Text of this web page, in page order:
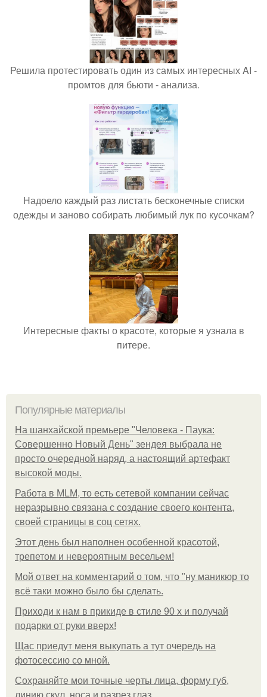
Решила протестировать один из самых интересных AI -
промтов для бьюти - анализа.
Надоело каждый раз листать бесконечные списки
одежды и заново собирать любимый лук по кусочкам?
Интересные факты о красоте, которые я узнала в
питере.
Популярные материалы
На шанхайской премьере "Человека - Паука:
Совершенно Новый День" зендея выбрала не
просто очередной наряд, а настоящий артефакт
высокой моды.
Работа в MLM, то есть сетевой компании сейчас
неразрывно связана с создание своего контента,
своей страницы в соц сетях.
Этот день был наполнен особенной красотой,
трепетом и невероятным весельем!
Мой ответ на комментарий о том, что "ну маникюр то
всё таки можно было бы сделать.
Приходи к нам в прикиде в стиле 90 х и получай
подарки от руки вверх!
Щас приедут меня выкупать а тут очередь на
фотосессию со мной.
Сохраняйте мои точные черты лица, форму губ,